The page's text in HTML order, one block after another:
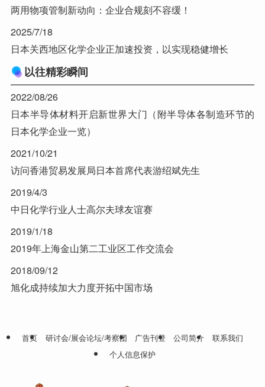
两用物项管制新动向：企业合规刻不容缓！
2025/7/18
日本关西地区化学企业正加速投资，以实现稳健增长
以往精彩瞬间
2022/08/26
日本半导体材料开启新世界大门（附半导体各制造环节的
日本化学企业一览）
2021/10/21
访问香港贸易发展局日本首席代表游绍斌先生
2019/4/3
中日化学行业人士高尔夫球友谊赛
2019/1/18
2019年上海金山第二工业区工作交流会
2018/09/12
旭化成持续加大力度开拓中国市场
首页 研讨会/展会论坛/考察团 广告刊登 公司简介
联系我们
个人信息保护